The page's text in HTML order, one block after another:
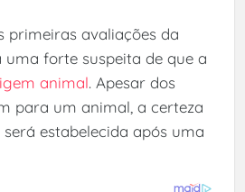
primeiras avaliações da
uma forte suspeita de que a
animal. Apesar dos
para um animal, a certeza
estabelecida após uma